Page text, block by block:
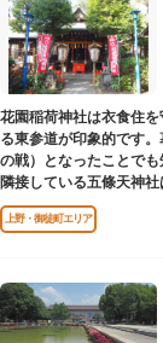
くの闇市が的屋の仕切
共同体となり連合会を
当時、JR上野駅のすぐ
から「アメヤ横丁（飴
には、アメリカ進駐軍
（アメリカ通り）」と
され、今の「アメ横」に
花園稲荷神社は衣食住
る東参道が印象的です
の戦）となったことでも
隣接している五條天神
祈願の参拝者が多く、相
境内がつながっており、
すが、それぞれ別々の
参拝は6:00～17:00（御
上野・御徒町エリア